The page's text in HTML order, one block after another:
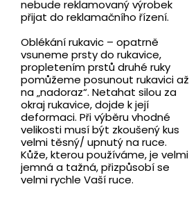
nebude reklamovaný výrobek
přijat do reklamačního řízení.
Oblékání rukavic – opatrně
vsuneme prsty do rukavice,
propletením prstů druhé ruky
pomůžeme posunout rukavici až
na „nadoraz“. Netahat silou za
okraj rukavice, dojde k její
deformaci. Při výběru vhodné
velikosti musí být zkoušený kus
velmi těsný/ upnutý na ruce.
Kůže, kterou používáme, je velmi
jemná a tažná, přizpůsobí se
velmi rychle Vaší ruce.